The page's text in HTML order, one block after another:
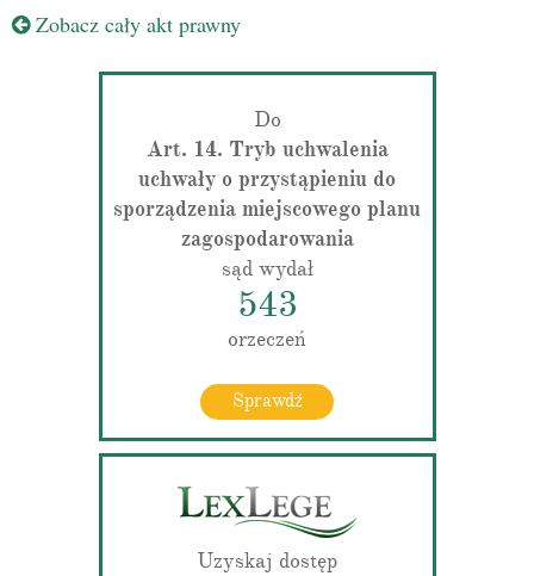
Zobacz cały akt prawny
Do
Art. 14. Tryb uchwalenia
uchwały o przystąpieniu do
sporządzenia miejscowego planu
zagospodarowania
sąd wydał
543
orzeczeń
Sprawdź
Uzyskaj dostęp